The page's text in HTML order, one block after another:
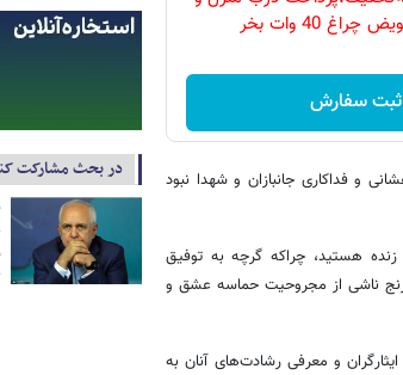
40 وات بخر
ثبت سفارش
و فداکاری جانبازان و شهدا نبود
هستید، چراکه گرچه به توفیق
ناشی از مجروحیت حماسه عشق و
و معرفی رشادت‌های آنان به
در بحث مشارکت